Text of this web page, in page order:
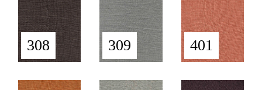
308 309 401